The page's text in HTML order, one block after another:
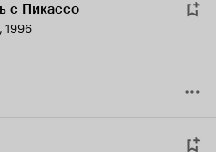
с Пикассо
, 1996